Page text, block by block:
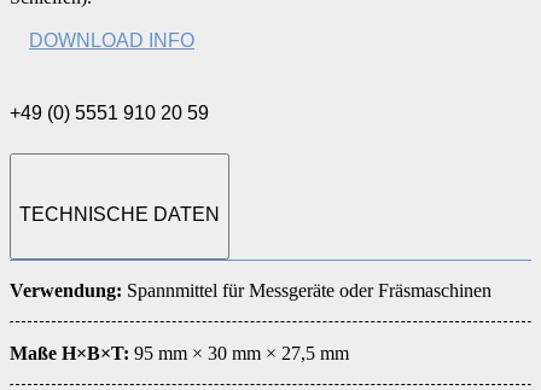
DOWNLOAD INFO
+49 (0) 5551 910 20 59
TECHNISCHE DATEN
Verwendung: Spannmittel für Messgeräte oder Fräsmaschinen
Maße H×B×T: 95 mm × 30 mm × 27,5 mm